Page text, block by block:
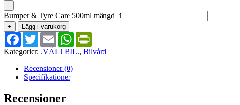
-
Bumper & Tyre Care 500ml mängd
+ Lägg i varukorg
Facebook
TwitterEmail WhatsApp
Kategorier: .VÄLJ BIL., Bilvård
Recensioner (0)
Specifikationer
Recensioner